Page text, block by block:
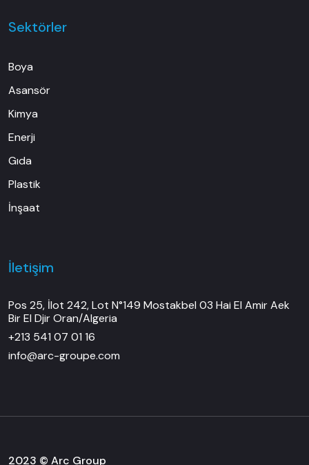
Sektörler
Boya
Asansör
Kimya
Enerji
Gıda
Plastik
İnşaat
İletişim
Pos 25, İlot 242, Lot N°149 Mostakbel 03 Hai El Amir Aek
Bir El Djir Oran/Algeria
+213 541 07 01 16
info@arc-groupe.com
2023 © Arc Group